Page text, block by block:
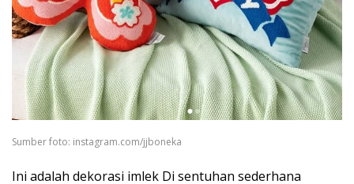
Sumber foto: instagram.com/jjboneka
Ini adalah dekorasi imlek Di sentuhan sederhana